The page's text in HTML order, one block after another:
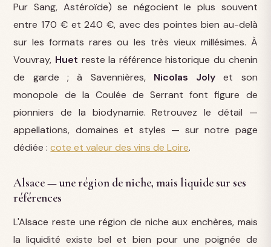
Pur Sang, Astéroïde) se négocient le plus souvent
entre 170 € et 240 €, avec des pointes bien au-delà
sur les formats rares ou les très vieux millésimes. À
Vouvray, Huet reste la référence historique du chenin
de garde ; à Savennières, Nicolas Joly et son
monopole de la Coulée de Serrant font figure de
pionniers de la biodynamie. Retrouvez le détail —
appellations, domaines et styles — sur notre page
dédiée :cote et valeur des vins de Loire.
Alsace — une région de niche, mais liquide sur ses
références
L'Alsace reste une région de niche aux enchères, mais
la liquidité existe bel et bien pour une poignée de